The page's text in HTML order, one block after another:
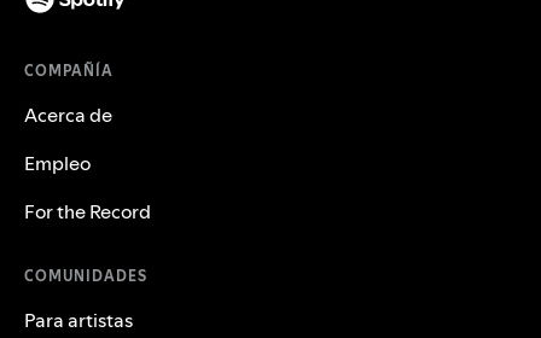
COMPAÑÍA
Acerca de
Empleo
For the Record
COMUNIDADES
Para artistas